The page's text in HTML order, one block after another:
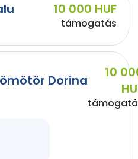
10 000 HUF
támogatás
Dorina
10